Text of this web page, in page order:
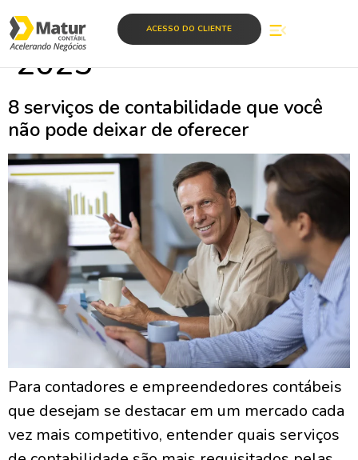
ACESSO DO CLIENTE
Dia:12 de junho de
2025
8 serviços de contabilidade que você
não pode deixar de oferecer
Para contadores e empreendedores contábeis
que desejam se destacar em um mercado cada
vez mais competitivo, entender quais serviços